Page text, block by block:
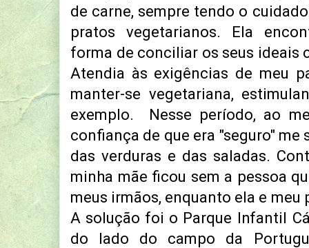
de carne, sempre tendo o
pratos vegetarianos. Ela
forma de conciliar os seus ideais
Atendia às exigências de meu
manter-se vegetariana,
exemplo. Nesse período, ao
confiança de que era "seguro" me
das verduras e das saladas.
minha mãe ficou sem a pessoa
meus irmãos, enquanto ela e meu
A solução foi o Parque Infantil
do lado do campo da